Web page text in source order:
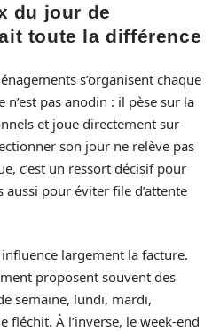
du jour de
toute la différence
s’organisent chaque
n’est pas anodin : il pèse sur la
et joue directement sur
son jour ne relève pas
c’est un ressort décisif pour
pour éviter file d’attente
largement la facture.
proposent souvent des
semaine, lundi, mardi,
fléchit. À l’inverse, le week-end